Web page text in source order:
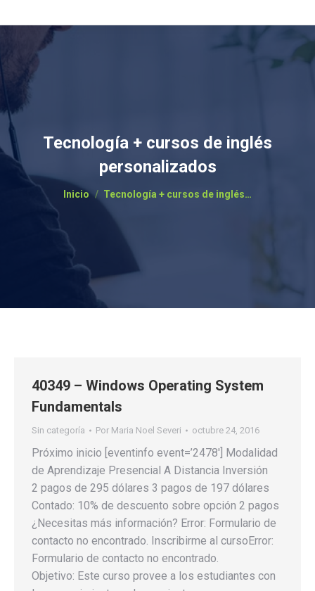
Tecnología + cursos de inglés
personalizados
Estás aquí:
Inicio Tecnología + cursos de inglés…
40349 – Windows Operating System
Fundamentals
Sin categoría Por Maria Noel Severi octubre 24, 2016
Próximo inicio [eventinfo event=’2478′] Modalidad
de Aprendizaje Presencial A Distancia Inversión
2 pagos de 295 dólares 3 pagos de 197 dólares
Contado: 10% de descuento sobre opción 2 pagos
¿Necesitas más información? Error: Formulario de
contacto no encontrado. Inscribirme al cursoError:
Formulario de contacto no encontrado.
Objetivo: Este curso provee a los estudiantes con